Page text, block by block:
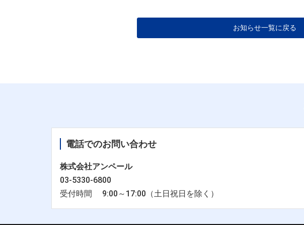
お知らせ一覧に戻る
電話でのお問い合わせ
株式会社アンペール
03-5330-6800
受付時間 9:00～17:00（土日祝日を除く）